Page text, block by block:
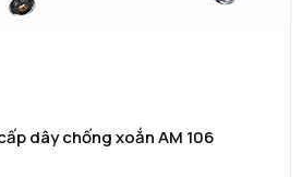
dây chống xoắn AM 106